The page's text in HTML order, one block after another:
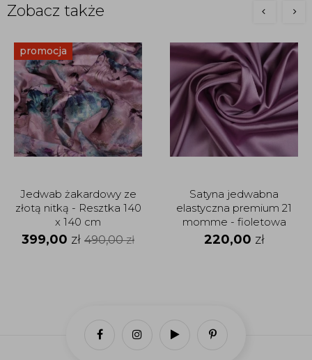
Zobacz także
promocja
Jedwab żakardowy ze
złotą nitką - Resztka 140
x 140 cm
399,00 zł 490,00zł
Satyna jedwabna
elastyczna premium 21
momme - fioletowa
orchidea
220,00 zł